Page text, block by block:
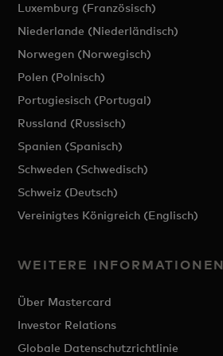
Luxemburg (Französisch)
Niederlande (Niederländisch)
Norwegen (Norwegisch)
Polen (Polnisch)
Portugiesisch (Portugal)
Russland (Russisch)
Spanien (Spanisch)
Schweden (Schwedisch)
Schweiz (Deutsch)
Vereinigtes Königreich (Englisch)
WEITERE INFORMATIONEN
Über Mastercard
Investor Relations
Globale Datenschutzrichtlinie